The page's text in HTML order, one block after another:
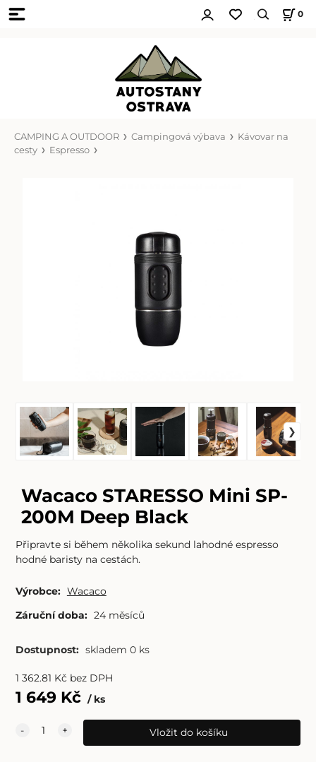
0
CAMPING A OUTDOOR Campingová výbava
Kávovar na
cesty
Espresso
Wacaco STARESSO Mini SP-
200M Deep Black
Připravte si během několika sekund lahodné espresso
hodné baristy na cestách.
Výrobce: Wacaco
Záruční doba: 24 měsíců
Dostupnost: skladem 0 ks
1 362.81 Kč bez DPH
1 649Kč ks